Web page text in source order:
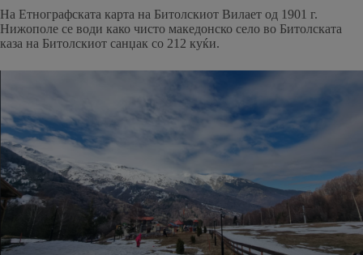
На Етнографската карта на Битолскиот Вилает од 1901 г.
Нижополе се води како чисто македонско село во Битолската
каза на Битолскиот санџак со 212 куќи.